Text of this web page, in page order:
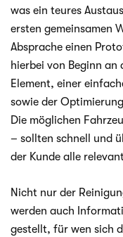
was ein teu­res
ers­ten gemein­sa­men
Abspra­che einen
hier­bei von Beginn an
Ele­ment, einer
sowie der
Die mög­li­chen
– soll­ten schnell und
der Kunde alle
Nicht nur der
wer­den auch
gestellt, für wen sich